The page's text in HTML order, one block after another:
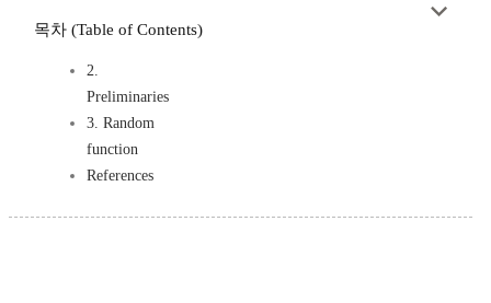
목차 (Table of Contents)
2.
Preliminaries
3. Random
function
References